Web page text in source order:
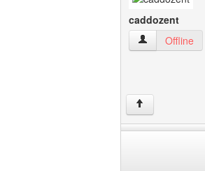
caddozent
caddozent
Offline
↑